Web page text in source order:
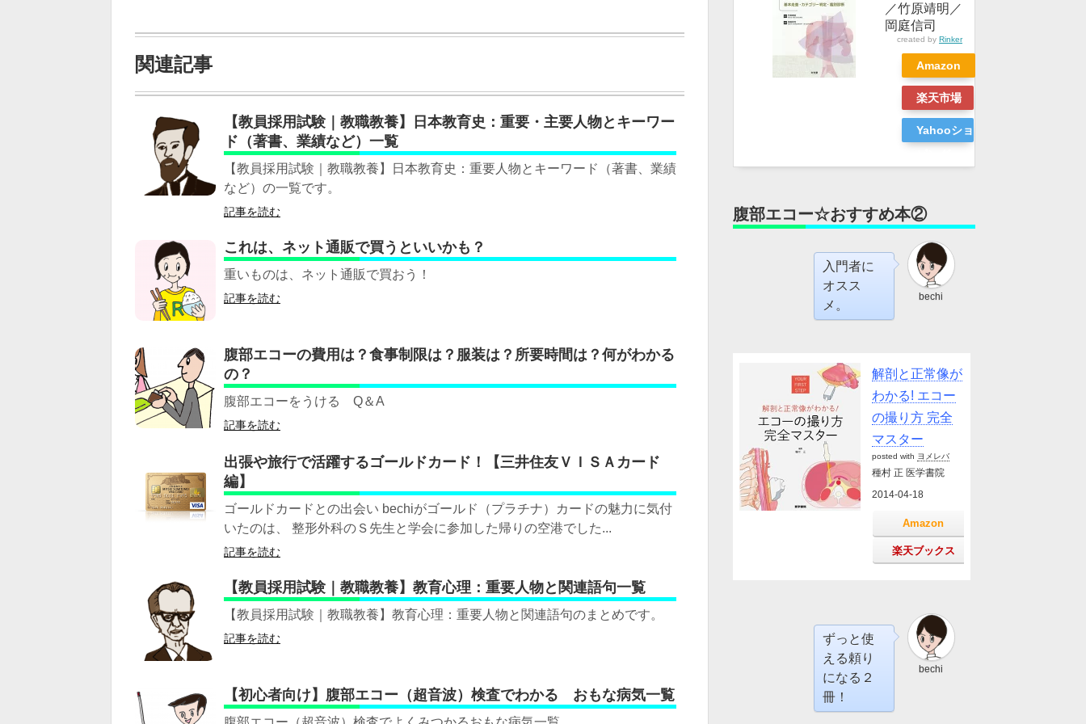
関連記事
【教員採用試験｜教職教養】日本教育史：重要・主要人物とキーワー
ド（著書、業績など）一覧
【教員採用試験｜教職教養】日本教育史：重要人物とキーワード（著書、業績
など）の一覧です。
記事を読む
これは、ネット通販で買うといいかも？
重いものは、ネット通販で買おう！
記事を読む
腹部エコーの費用は？食事制限は？服装は？所要時間は？何がわかる
の？
腹部エコーをうける Q＆A
記事を読む
出張や旅行で活躍するゴールドカード！【三井住友ＶＩＳＡカード
編】
ゴールドカードとの出会い bechiがゴールド（プラチナ）カードの魅力に気付
いたのは、 整形外科のＳ先生と学会に参加した帰りの空港でした...
記事を読む
【教員採用試験｜教職教養】教育心理：重要人物と関連語句一覧
【教員採用試験｜教職教養】教育心理：重要人物と関連語句のまとめです。
記事を読む
【初心者向け】腹部エコー（超音波）検査でわかる おもな病気一覧
／竹原靖明／
岡庭信司
created by Rinker
Amazon
楽天市場
Yahooショッ
腹部エコー☆おすすめ本②
bechi
入門者に
オスス
メ。
解剖と正常像が
わかる! エコー
の撮り方 完全
マスター
posted with ヨメレバ
種村 正 医学書院
2014-04-18
Amazon
楽天ブックス
bechi
ずっと使
える頼り
になる２
冊！